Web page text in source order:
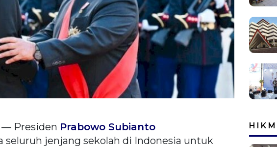
— Presiden Prabowo Subianto
jenjang sekolah di Indonesia untuk